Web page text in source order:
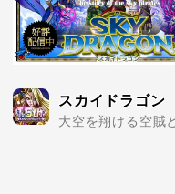
一戦
の美少女だらけで楽し
スカイドラゴン
大空を翔ける空賊